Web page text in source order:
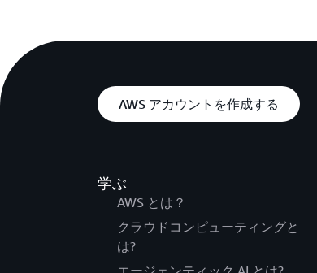
AWS アカウントを作成する
学ぶ
AWS とは？
クラウドコンピューティングと
は?